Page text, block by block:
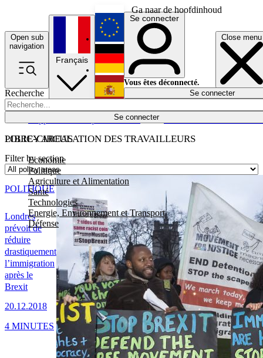
Ga naar de hoofdinhoud
Open sub
navigation
Close menu
Recherche
Se connecter
POLICY AREAS
Economie
Politique
Agriculture et Alimentation
Santé
Technologies
Energie, Environnement et Transport
Défense
Économie
Français
English
Deutsch
Español
Se connecter
Vous êtes déconnecté.
Se connecter
LIBRE-CIRCULATION DES TRAVAILLEURS
Filter by section
Londres
prévoit de
réduire
drastiquement
l’immigration
après le
Brexit
20.12.2018
POLITIQUE
4 MINUTES